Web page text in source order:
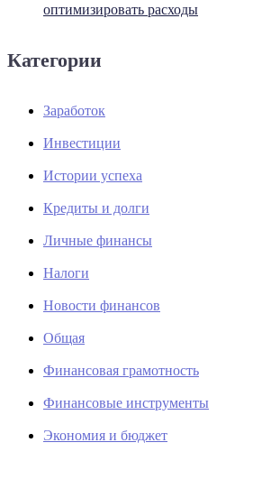
оптимизировать расходы
Категории
Заработок
Инвестиции
Истории успеха
Кредиты и долги
Личные финансы
Налоги
Новости финансов
Общая
Финансовая грамотность
Финансовые инструменты
Экономия и бюджет